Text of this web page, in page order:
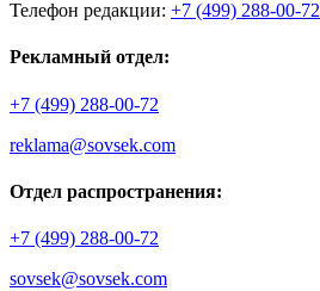
Телефон редакции: +7 (499) 288-00-72
Рекламный отдел:
+7 (499) 288-00-72
reklama@sovsek.com
Отдел распространения:
+7 (499) 288-00-72
sovsek@sovsek.com